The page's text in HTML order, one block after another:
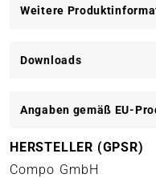
Weitere
Downloads
Angaben gemäß EU-
HERSTELLER (GPSR)
Compo GmbH